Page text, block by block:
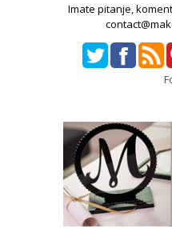
Imate pitanje,